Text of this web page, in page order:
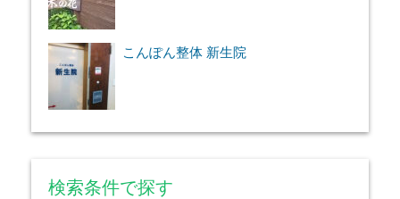
こんぽん整体 新生院
検索条件で探す